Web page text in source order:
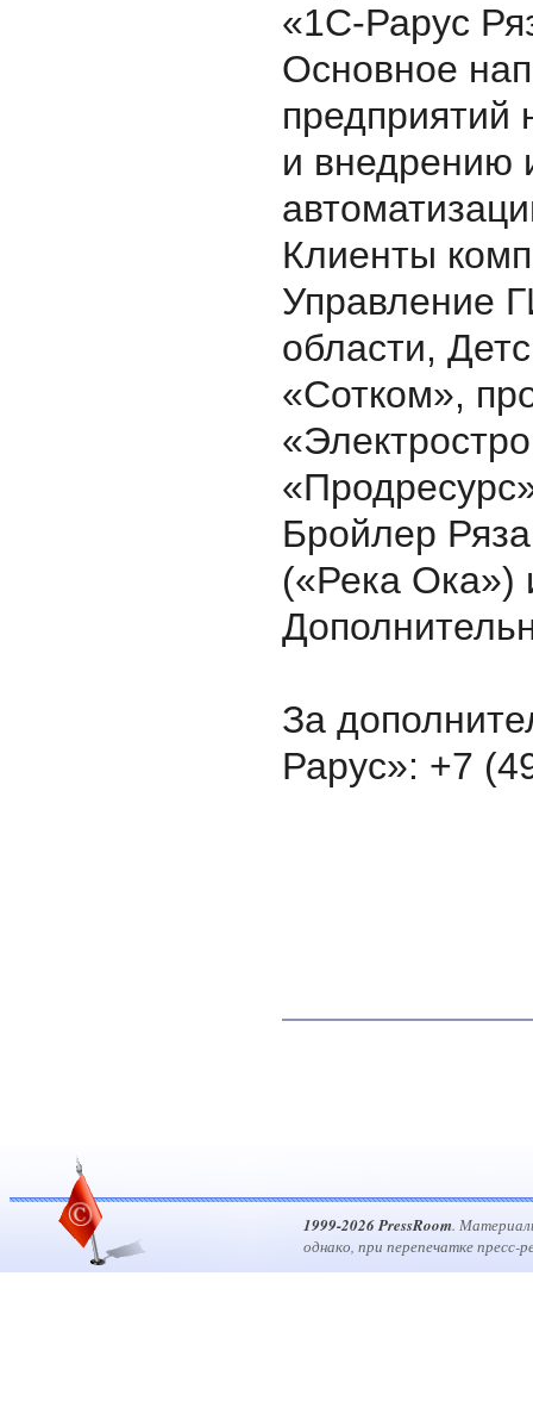
«1С-Рарус
Основное
и внедрению
Клиенты
Управление
области,
«Сотком»,
Бройлер
(«Река Ока»)
За
Рарус»: +7
1999-2026 PressRoom.
однако, при перепечатке пресс-